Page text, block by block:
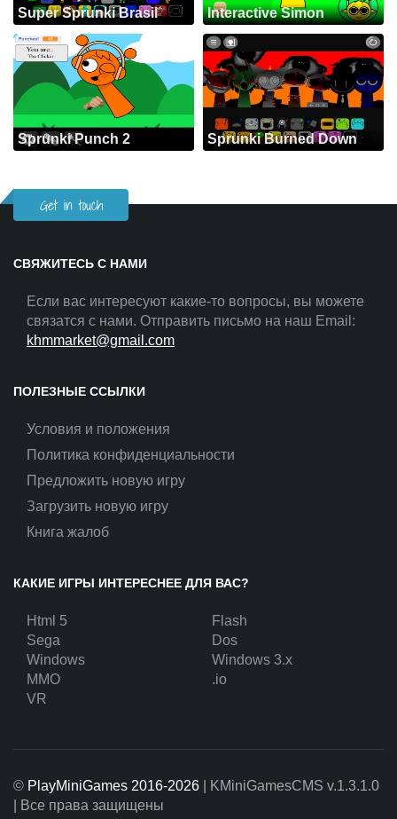
Super Sprunki Brasil Interactive Simon
Sprunki Punch 2 Sprunki Burned Down
Get in touch
СВЯЖИТЕСЬ С НАМИ
Если вас интересуют какие-то вопросы, вы можете
связатся с нами. Отправить письмо на наш Email:
khmmarket@gmail.com
ПОЛЕЗНЫЕ ССЫЛКИ
Условия и положения
Политика конфиденциальности
Предложить новую игру
Загрузить новую игру
Книга жалоб
КАКИЕ ИГРЫ ИНТЕРЕСНЕЕ ДЛЯ ВАС?
Html 5
Flash
Sega
Dos
Windows
Windows 3.x
MMO
.io
VR
© PlayMiniGames 2016-2026 | KMiniGamesCMS v.1.3.1.0
| Все права защищены